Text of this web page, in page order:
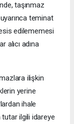
taşınmaz
teminat
edilememesi
adına
ilişkin
yerine
ihale
tutar ilgili idareye